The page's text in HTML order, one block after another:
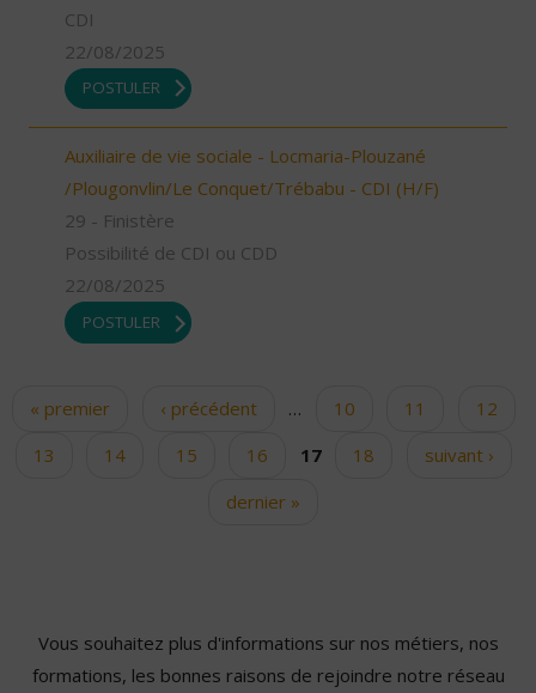
CDI
22/08/2025
POSTULER
Auxiliaire de vie sociale - Locmaria-Plouzané
/Plougonvlin/Le Conquet/Trébabu - CDI (H/F)
29 - Finistère
Possibilité de CDI ou CDD
22/08/2025
POSTULER
Pages
« premier ‹ précédent … 10 11
12
13
14 15 16 17 18
suivant ›
dernier »
Vous souhaitez plus d'informations sur nos métiers, nos
formations, les bonnes raisons de rejoindre notre réseau